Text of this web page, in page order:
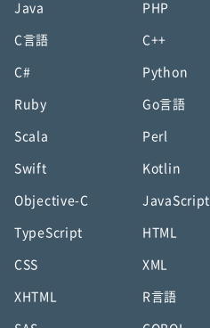
Java PHP
C言語 C++
C# Python
Ruby Go言語
Scala Perl
Swift Kotlin
Objective-C JavaScript
TypeScript HTML
CSS XML
XHTML R言語